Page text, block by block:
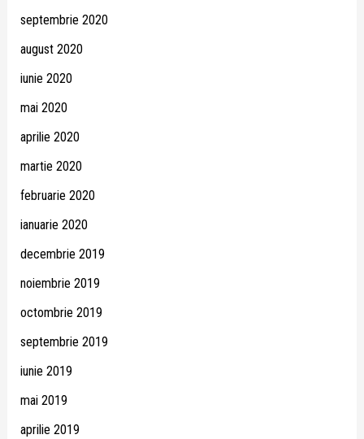
septembrie 2020
august 2020
iunie 2020
mai 2020
aprilie 2020
martie 2020
februarie 2020
ianuarie 2020
decembrie 2019
noiembrie 2019
octombrie 2019
septembrie 2019
iunie 2019
mai 2019
aprilie 2019